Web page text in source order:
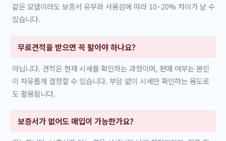
같은 모델이라도 보증서 유무와 사용감에 따라 10~20% 차이가 날 수
있습니다.
무료견적을 받으면 꼭 팔아야 하나요?
아닙니다. 견적은 현재 시세를 확인하는 과정이며, 판매 여부는 본인
이 자유롭게 결정할 수 있습니다. 부담 없이 시세만 확인하는 용도로
도 활용됩니다.
보증서가 없어도 매입이 가능한가요?